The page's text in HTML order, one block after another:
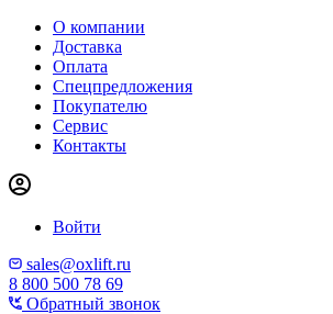
О компании
Доставка
Оплата
Спецпредложения
Покупателю
Сервис
Контакты
Войти
sales@oxlift.ru
8 800 500 78 69
Обратный звонок